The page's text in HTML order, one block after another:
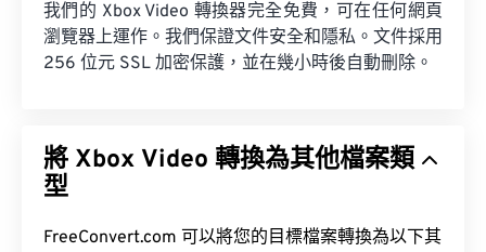
我們的 Xbox Video 轉換器完全免費，可在任何網頁
瀏覽器上運作。我們保證文件安全和隱私。文件採用
256 位元 SSL 加密保護，並在幾小時後自動刪除。
將 Xbox Video 轉換為其他檔案類
型
FreeConvert.com 可以將您的目標檔案轉換為以下其